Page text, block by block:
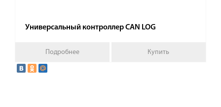
Универсальный контроллер CAN LOG
Подробнее Купить